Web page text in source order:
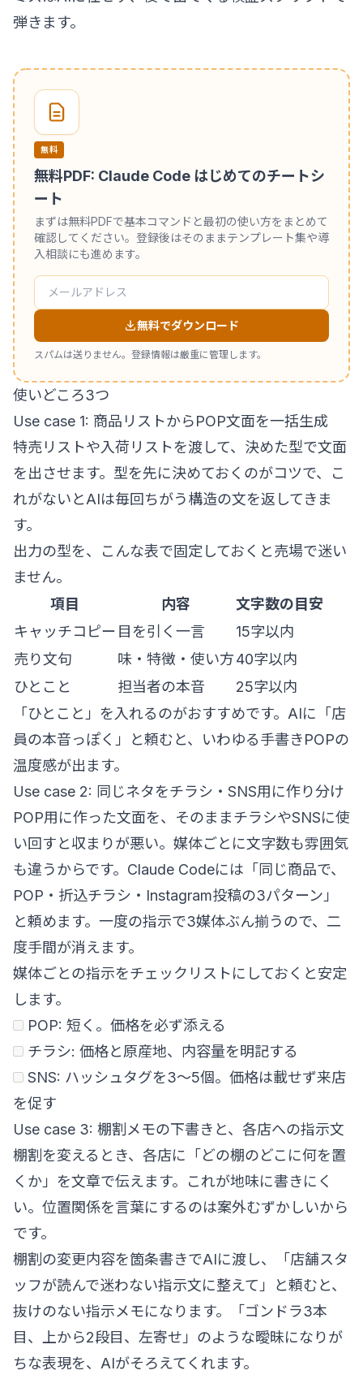
弾きます。
無料
無料PDF: Claude Code はじめてのチートシ
ート
まずは無料PDFで基本コマンドと最初の使い方をまとめて
確認してください。登録後はそのままテンプレート集や導
入相談にも進めます。
無料でダウンロード
スパムは送りません。登録情報は厳重に管理します。
使いどころ3つ
Use case 1: 商品リストからPOP文面を一括生成
特売リストや入荷リストを渡して、決めた型で文面
を出させます。型を先に決めておくのがコツで、こ
れがないとAIは毎回ちがう構造の文を返してきま
す。
出力の型を、こんな表で固定しておくと売場で迷い
ません。
項目
内容
文字数の目安
キャッチコピー 目を引く一言
15字以内
売り文句
味・特徴・使い方40字以内
ひとこと
担当者の本音
25字以内
「ひとこと」を入れるのがおすすめです。AIに「店
員の本音っぽく」と頼むと、いわゆる手書きPOPの
温度感が出ます。
Use case 2: 同じネタをチラシ・SNS用に作り分け
POP用に作った文面を、そのままチラシやSNSに使
い回すと収まりが悪い。媒体ごとに文字数も雰囲気
も違うからです。Claude Codeには「同じ商品で、
POP・折込チラシ・Instagram投稿の3パターン」
と頼めます。一度の指示で3媒体ぶん揃うので、二
度手間が消えます。
媒体ごとの指示をチェックリストにしておくと安定
します。
POP: 短く。価格を必ず添える
チラシ: 価格と原産地、内容量を明記する
SNS: ハッシュタグを3〜5個。価格は載せず来店
を促す
Use case 3: 棚割メモの下書きと、各店への指示文
棚割を変えるとき、各店に「どの棚のどこに何を置
くか」を文章で伝えます。これが地味に書きにく
い。位置関係を言葉にするのは案外むずかしいから
です。
棚割の変更内容を箇条書きでAIに渡し、「店舗スタ
ッフが読んで迷わない指示文に整えて」と頼むと、
抜けのない指示メモになります。「ゴンドラ3本
目、上から2段目、左寄せ」のような曖昧になりが
ちな表現を、AIがそろえてくれます。